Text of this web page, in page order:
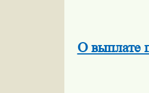
О выплате